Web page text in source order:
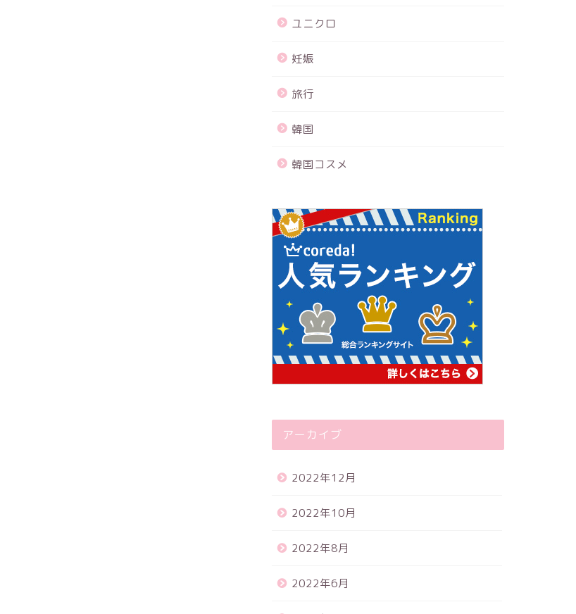
ユニクロ
妊娠
旅行
韓国
韓国コスメ
アーカイブ
2022年12月
2022年10月
2022年8月
2022年6月